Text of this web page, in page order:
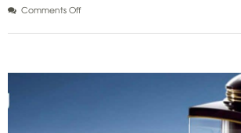
Comments Offon
biệt